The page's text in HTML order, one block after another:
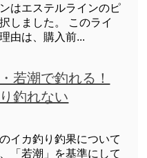
はエステルラインのピ
しました。 このライ
由は、購入前...
若潮で釣れる！
釣れない
イカ釣り釣果について
「若潮」を基準にして